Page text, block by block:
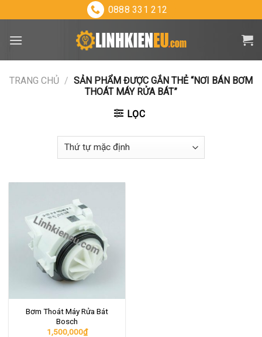
to
content
0888 331 212
TRANG CHỦ / SẢN PHẨM ĐƯỢC GẮN THẺ “NƠI BÁN BƠM
THOÁT MÁY RỬA BÁT”
LỌC
Bơm Thoát Máy Rửa Bát
Bosch
1,500,000₫